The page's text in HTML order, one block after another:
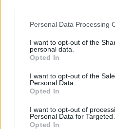
negar su consentimiento.
de su consentimiento, pero
rechazar tal procesamiento.
cualquier momento entrando
visitando nuestra política de
Personal Data Processing
I want to opt-out of the
personal data.
Opted In
I want to opt-out of the
Personal Data.
Opted In
I want to opt-out of
Personal Data for Targeted
Opted In